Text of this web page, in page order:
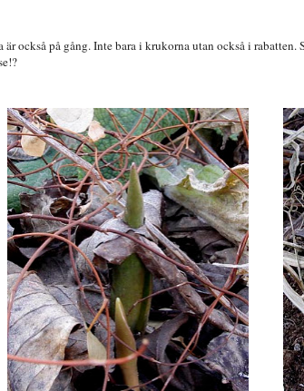
är också på gång. Inte bara i krukorna utan också i